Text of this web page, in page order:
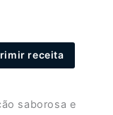
receita
saborosa e